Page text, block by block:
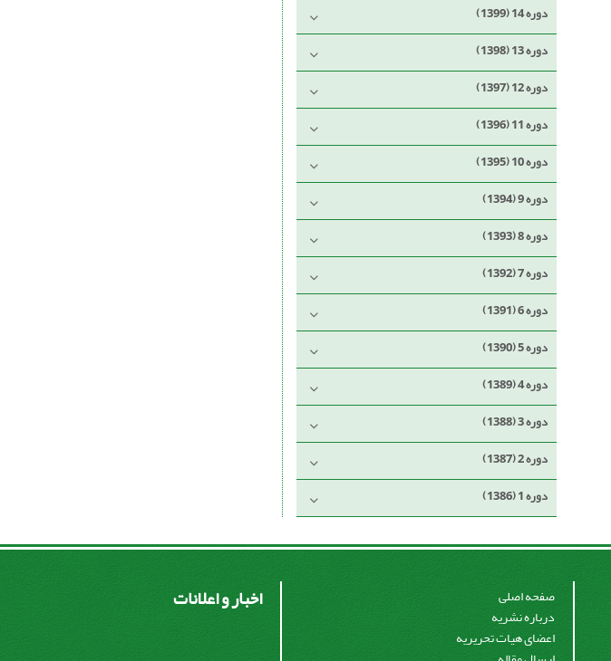
دوره 14 (1399)
دوره 13 (1398)
دوره 12 (1397)
دوره 11 (1396)
دوره 10 (1395)
دوره 9 (1394)
دوره 8 (1393)
دوره 7 (1392)
دوره 6 (1391)
دوره 5 (1390)
دوره 4 (1389)
دوره 3 (1388)
دوره 2 (1387)
دوره 1 (1386)
صفحه اصلی
درباره نشریه
اعضای هیات تحریریه
اخبار و اعلانات